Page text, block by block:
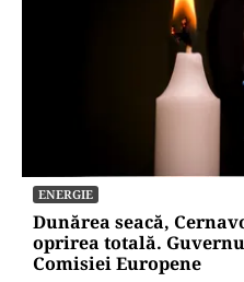
ENERGIE
Dunărea seacă,
oprirea totală.
Comisiei Europene